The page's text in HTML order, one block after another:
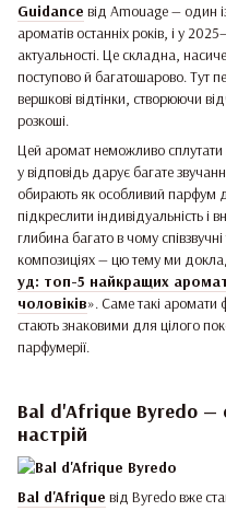
Guidance від Amouage — один
ароматів останніх років, і у
актуальності. Це складна,
поступово й багатошарово. Тут
вершкові відтінки, створюючи
розкоші.
Цей аромат неможливо сплутати
у відповідь дарує багате
обирають як особливий парфум
підкреслити індивідуальність і
глибина багато в чому
композиціях — цю тему ми
уд: топ-5 найкращих
чоловіків». Саме такі аромати
стають знаковими для цілого
парфумерії.
Bal d'Afrique Byredo —
настрій
Bal d'Afrique від Byredo вже